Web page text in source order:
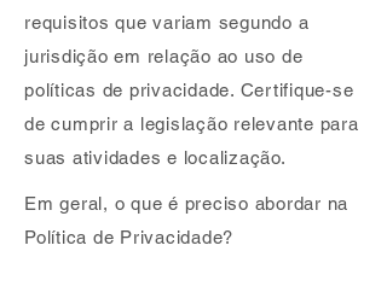
requisitos que variam segundo a
jurisdição em relação ao uso de
políticas de privacidade. Certifique-se
de cumprir a legislação relevante para
suas atividades e localização.
Em geral, o que é preciso abordar na
Política de Privacidade?